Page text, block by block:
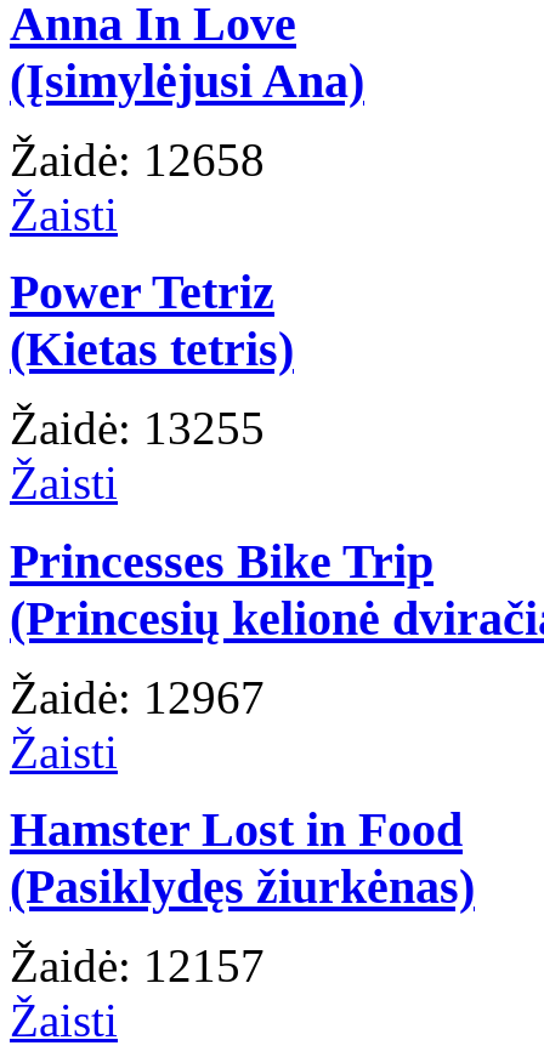
Anna In Love
(Įsimylėjusi Ana)
Žaidė: 12658
Žaisti
Power Tetriz
(Kietas tetris)
Žaidė: 13255
Žaisti
Princesses Bike Trip
(Princesių kelionė
Žaidė: 12967
Žaisti
Hamster Lost in Food
(Pasiklydęs žiurkėnas)
Žaidė: 12157
Žaisti